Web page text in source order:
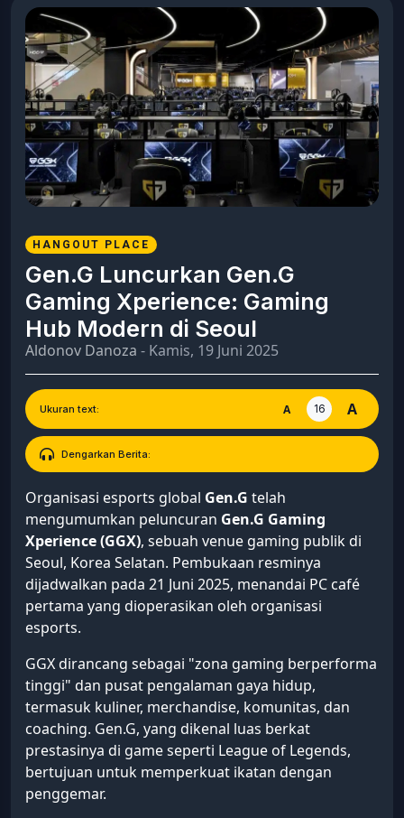
HANGOUT PLACE
Gen.G Luncurkan Gen.G
Gaming Xperience: Gaming
Hub Modern di Seoul
Aldonov Danoza - Kamis, 19 Juni 2025
Ukuran text: A 16 A
Dengarkan Berita:
Organisasi esports global Gen.G telah
mengumumkan peluncuran Gen.G Gaming
Xperience (GGX), sebuah venue gaming publik di
Seoul, Korea Selatan. Pembukaan resminya
dijadwalkan pada 21 Juni 2025, menandai PC café
pertama yang dioperasikan oleh organisasi
esports.
GGX dirancang sebagai "zona gaming berperforma
tinggi" dan pusat pengalaman gaya hidup,
termasuk kuliner, merchandise, komunitas, dan
coaching. Gen.G, yang dikenal luas berkat
prestasinya di game seperti League of Legends,
bertujuan untuk memperkuat ikatan dengan
penggemar.